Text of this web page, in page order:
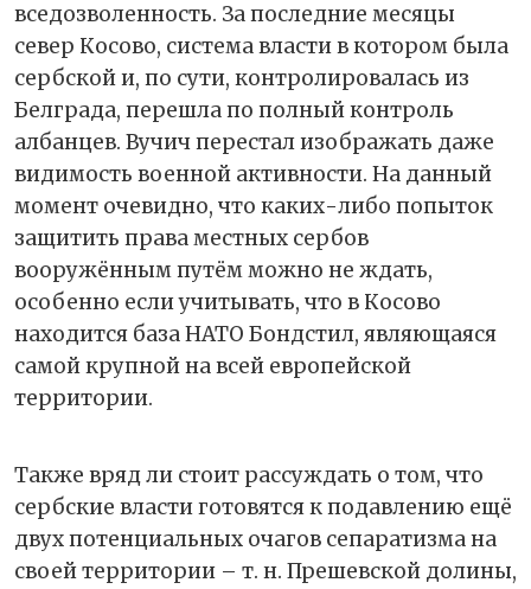
вседозволенность. За последние месяцы
север Косово, система власти в котором была
сербской и, по сути, контролировалась из
Белграда, перешла по полный контроль
албанцев. Вучич перестал изображать даже
видимость военной активности. На данный
момент очевидно, что каких-либо попыток
защитить права местных сербов
вооружённым путём можно не ждать,
особенно если учитывать, что в Косово
находится база НАТО Бондстил, являющаяся
самой крупной на всей европейской
территории.
Также вряд ли стоит рассуждать о том, что
сербские власти готовятся к подавлению ещё
двух потенциальных очагов сепаратизма на
своей территории – т. н. Прешевской долины,